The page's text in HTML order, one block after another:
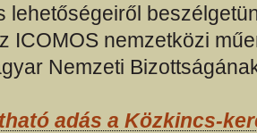
lehetőségeiről
ICOMOS nemzetközi
Nemzeti
adás a Közkincs-